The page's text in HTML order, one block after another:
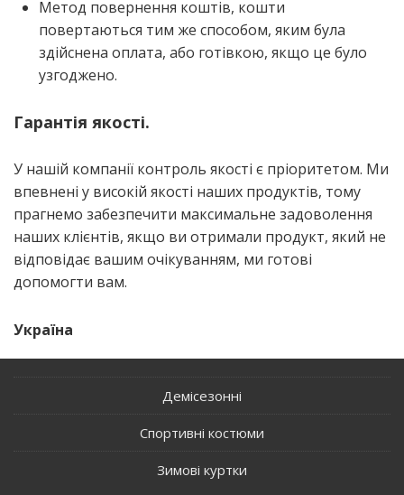
Метод повер­не­н­ня коштів, кошти
повер­та­ю­ться тим же спосо­бом, яким була
здій­сне­на опла­та, або готів­кою, якщо це було
узгоджено.
Гарантія якості.
У нашій ком­па­нії кон­троль яко­сті є прі­о­ри­те­том. Ми
впев­не­ні у висо­кій яко­сті наших про­ду­ктів, тому
пра­гне­мо забез­пе­чи­ти макси­маль­не задо­во­ле­н­ня
наших клі­єн­тів, якщо ви отри­ма­ли про­дукт, який не
від­по­від­ає вашим очі­ку­ва­н­ням, ми гото­ві
допо­мог­ти вам.
Укра­ї­на
Демісезонні
Спортивні костюми
Зимові куртки